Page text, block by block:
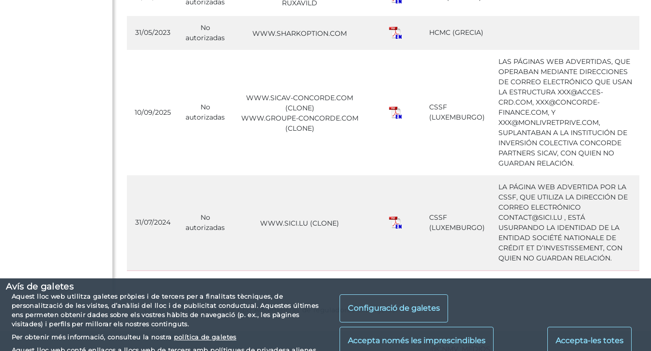
Avís de galetes
Aquest lloc web utilitza galetes pròpies i de tercers per a finalitats tècniques, de
personalització de les visites, d’anàlisi del lloc i de publicitat conductual. Aquestes últimes
ens permeten obtenir dades sobre els vostres hàbits de navegació (p. ex., les pàgines
visitades) i perfils per millorar els nostres continguts.
Per obtenir més informació, consulteu la nostra política de galetes
Configuració de galetes
autorizadas
RUXAVILD
31/05/2023
No
autorizadas
WWW.SHARKOPTION.COM HCMC (GRECIA)
10/09/2025
No
autorizadas
WWW.SICAV-CONCORDE.COM
(CLONE)
WWW.GROUPE-CONCORDE.COM
(CLONE)
CSSF
(LUXEMBURGO)
LAS PÁGINAS WEB ADVERTIDAS, QUE
OPERABAN MEDIANTE DIRECCIONES
DE CORREO ELECTRÓNICO QUE USAN
LA ESTRUCTURA XXX@ACCES-
CRD.COM, XXX@CONCORDE-
FINANCE.COM, Y
XXX@MONLIVRETPRIVE.COM,
SUPLANTABAN A LA INSTITUCIÓN DE
INVERSIÓN COLECTIVA CONCORDE
PARTNERS SICAV, CON QUIEN NO
GUARDAN RELACIÓN.
31/07/2024
No
autorizadas
WWW.SICI.LU (CLONE)
CSSF
(LUXEMBURGO)
LA PÁGINA WEB ADVERTIDA POR LA
CSSF, QUE UTILIZA LA DIRECCIÓN DE
CORREO ELECTRÓNICO
CONTACT@SICI.LU , ESTÁ
USURPANDO LA IDENTIDAD DE LA
ENTIDAD SOCIÉTÉ NATIONALE DE
CRÉDIT ET D’INVESTISSEMENT, CON
QUIEN NO GUARDAN RELACIÓN.
Criterios de consulta: por tipo Advertencias de reguladores extranjeros.